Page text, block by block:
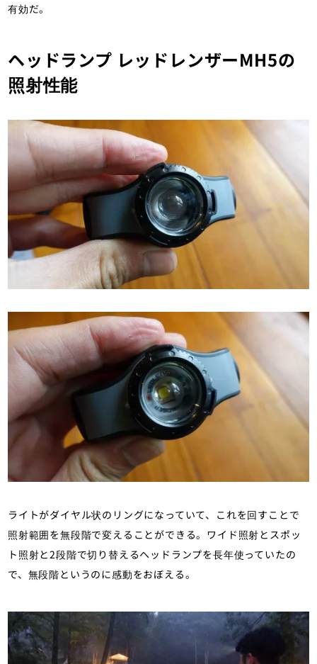
有効だ。
ヘッドランプ レッドレンザーMH5の
照射性能
ライトがダイヤル状のリングになっていて、これを回すことで
照射範囲を無段階で変えることができる。ワイド照射とスポッ
ト照射と2段階で切り替えるヘッドランプを長年使っていたの
で、無段階というのに感動をおぼえる。